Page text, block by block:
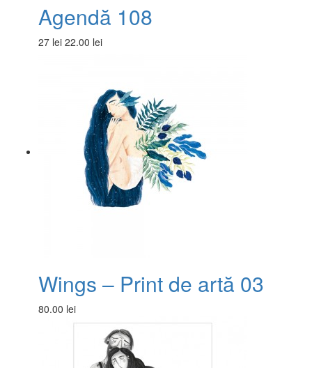
Agendă 108
27 lei 22.00 lei
Wings – Print de artă 03
80.00 lei